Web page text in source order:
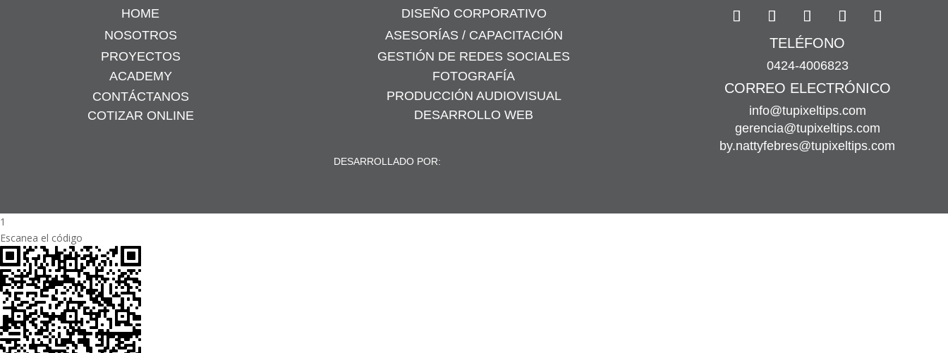
HOME
NOSOTROS
PROYECTOS
ACADEMY
CONTÁCTANOS
COTIZAR ONLINE
DISEÑO CORPORATIVO
ASESORÍAS / CAPACITACIÓN
GESTIÓN DE REDES SOCIALES
FOTOGRAFÍA
PRODUCCIÓN AUDIOVISUAL
DESARROLLO WEB
DESARROLLADO POR:
TELÉFONO
0424-4006823
CORREO ELECTRÓNICO
info@tupixeltips.com
gerencia@tupixeltips.com
by.nattyfebres@tupixeltips.com
1
Escanea el código